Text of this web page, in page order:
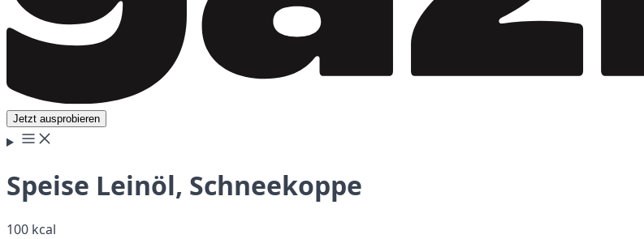
Jetzt ausprobieren
Speise Leinöl, Schneekoppe
100 kcal